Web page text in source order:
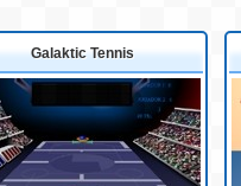
Galaktic Tennis